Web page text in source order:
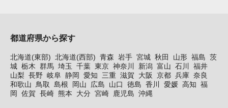
都道府県から探す
北海道(東部) 北海道(西部) 青森 岩手 宮城 秋田 山形 福島 茨
城 栃木 群馬 埼玉 千葉 東京 神奈川 新潟 富山 石川
福井
山梨 長野 岐阜 静岡 愛知 三重 滋賀 大阪 京都 兵庫 奈良
和歌山
鳥取 島根 岡山 広島 山口 徳島 香川 愛媛 高知 福
岡
佐賀 長崎 熊本 大分 宮崎 鹿児島 沖縄